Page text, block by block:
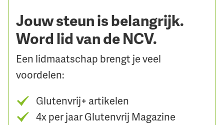
Jouw steun is belangrijk.
Word lid van de NCV.
Een lidmaatschap brengt je veel
voordelen:
Glutenvrij+ artikelen
4x per jaar Glutenvrij Magazine